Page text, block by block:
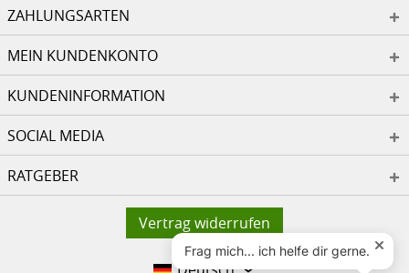
ZAHLUNGSARTEN
MEIN KUNDENKONTO
KUNDENINFORMATION
SOCIAL MEDIA
RATGEBER
Vertrag widerrufen